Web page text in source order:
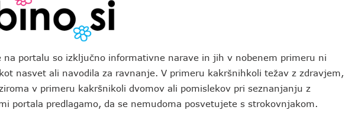
na portalu so izključno informativne narave in jih v nobenem primeru ni
nasvet ali navodila za ravnanje. V primeru kakršnihkoli težav z zdravjem,
v primeru kakršnikoli dvomov ali pomislekov pri seznanjanju z
portala predlagamo, da se nemudoma posvetujete s strokovnjakom.